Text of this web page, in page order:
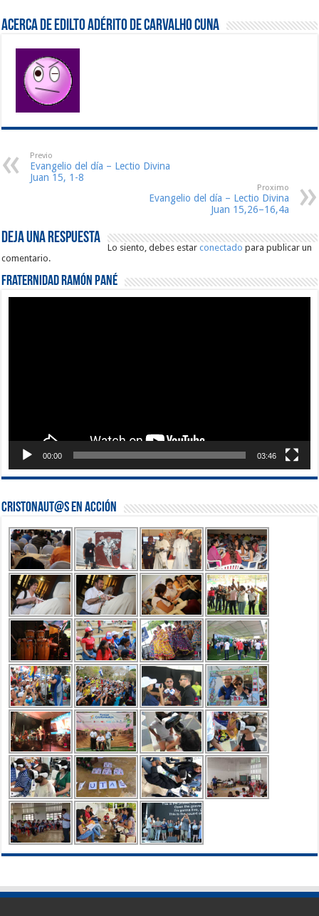
Acerca de Edilto Adérito de Carvalho Cuna
Previo
Evangelio del día – Lectio Divina
Juan 15, 1-8
Proximo
Evangelio del día – Lectio Divina
Juan 15,26–16,4a
Deja una respuesta
Lo siento, debes estarconectado para publicar un
comentario.
Fraternidad Ramón Pané
00:00 03:46
Cristonaut@s en Acción